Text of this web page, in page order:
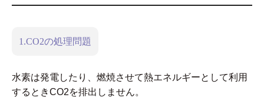
1.CO2の処理問題
水素は発電したり、燃焼させて熱エネルギーとして利用
するときCO2を排出しません。